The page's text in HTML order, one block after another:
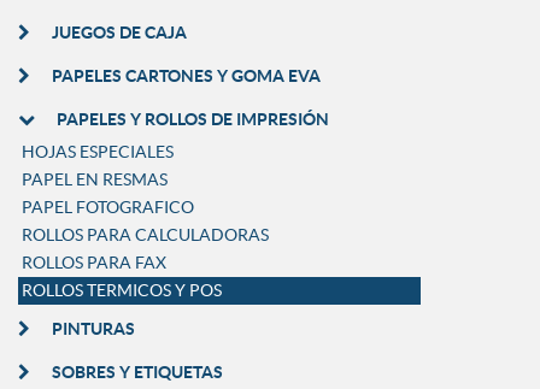
JUEGOS DE CAJA
PAPELES CARTONES Y GOMA EVA
PAPELES Y ROLLOS DE IMPRESIÓN
HOJAS ESPECIALES
PAPEL EN RESMAS
PAPEL FOTOGRAFICO
ROLLOS PARA CALCULADORAS
ROLLOS PARA FAX
ROLLOS TERMICOS Y POS
PINTURAS
SOBRES Y ETIQUETAS